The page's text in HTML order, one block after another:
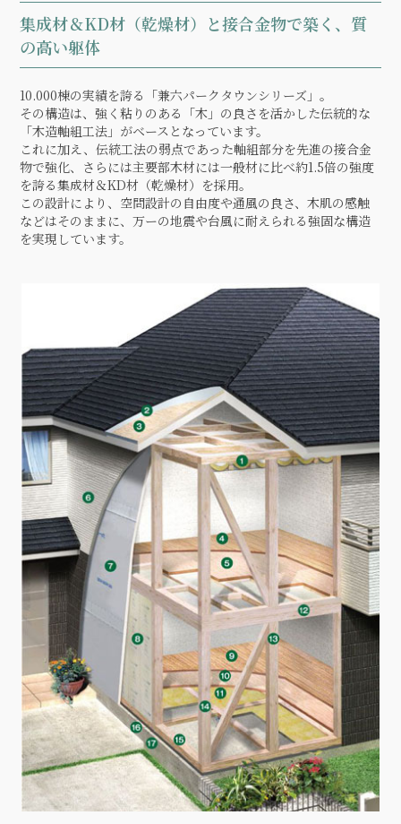
集成材＆KD材（乾燥材）と接合金物で築く、質
の高い躯体
10.000棟の実績を誇る「兼六パークタウンシリーズ」。
その構造は、強く粘りのある「木」の良さを活かした伝統的な
「木造軸組工法」がベースとなっています。
これに加え、伝統工法の弱点であった軸組部分を先進の接合金
物で強化、さらには主要部木材には一般材に比べ約1.5倍の強度
を誇る集成材＆KD材（乾燥材）を採用。
この設計により、空問設計の自由度や通風の良さ、木肌の感触
などはそのままに、万ーの地震や台風に耐えられる強固な構造
を実現しています。